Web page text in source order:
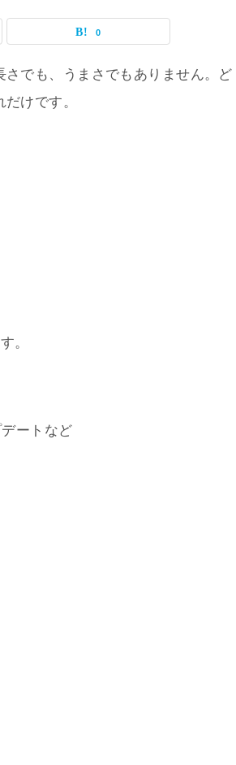
0
でも、うまさでもありません。ど
けです。
。
ートなど